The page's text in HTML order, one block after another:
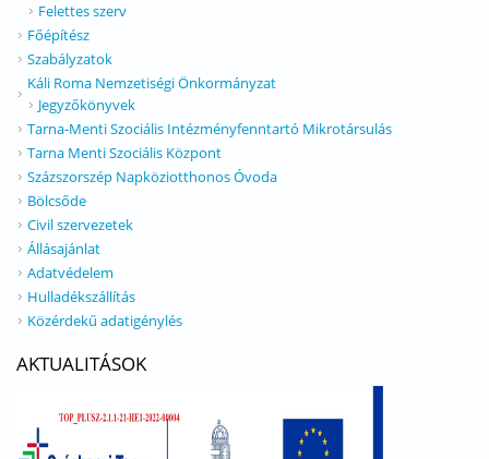
Felettes szerv
Főépítész
Szabályzatok
Káli Roma Nemzetiségi Önkormányzat
Jegyzőkönyvek
Tarna-Menti Szociális Intézményfenntartó Mikrotársulás
Tarna Menti Szociális Központ
Százszorszép Napköziotthonos Óvoda
Bölcsőde
Civil szervezetek
Állásajánlat
Adatvédelem
Hulladékszállítás
Közérdekű adatigénylés
AKTUALITÁSOK